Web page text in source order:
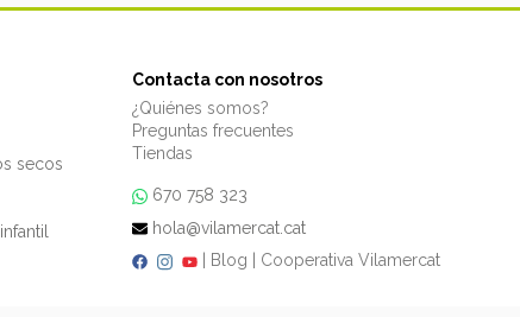
secos
Contacta con nosotros
¿Quiénes somos?
Preguntas frecuentes
Tiendas
670 758 323
hola@vilamercat.cat
Blog Cooperativa Vilamercat